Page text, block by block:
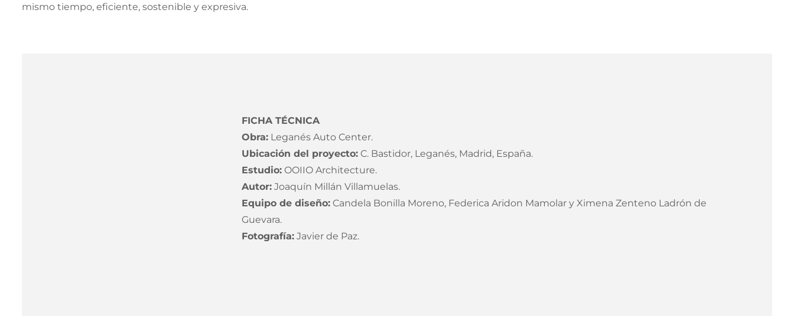
mismo tiempo, eficiente, sostenible y expresiva.
FICHA TÉCNICA
Obra:Leganés Auto Center.
Ubicación del proyecto:C. Bastidor, Leganés, Madrid, España.
Estudio:OOIIO Architecture.
Autor:Joaquín Millán Villamuelas.
Equipo de diseño:Candela Bonilla Moreno, Federica Aridon Mamolar y Ximena Zenteno Ladrón de
Guevara.
Fotografía:Javier de Paz.